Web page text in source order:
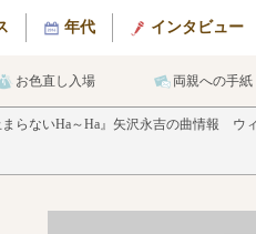
年代 インタビュー
お色直し入場 両親への手紙
まらないHa～Ha』矢沢永吉の曲情報 ウ